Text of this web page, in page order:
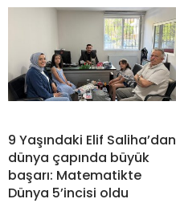
9 Yaşındaki Elif Saliha’dan
dünya çapında büyük
başarı: Matematikte
Dünya 5’incisi oldu